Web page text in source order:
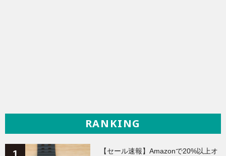
RANKING
【セール速報】Amazonで20%以上オ